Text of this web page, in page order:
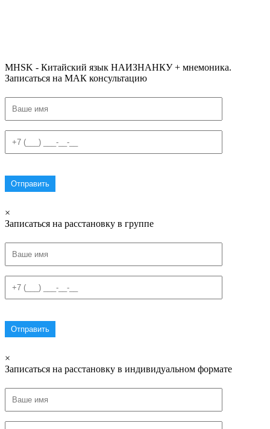
MHSK - Китайский язык НАИЗНАНКУ + мнемоника.
Записаться на МАК консультацию
×
Записаться на расстановку в группе
×
Записаться на расстановку в индивидуальном формате